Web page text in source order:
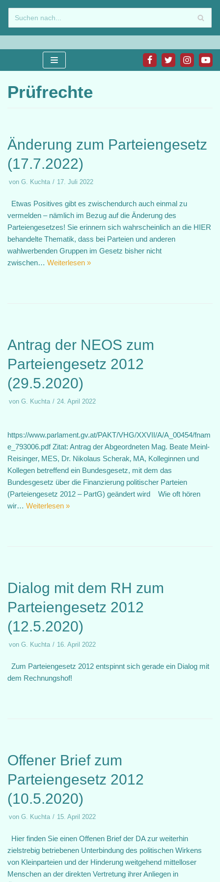
Zum
Inhalt
springen
Prüfrechte
Änderung zum Parteiengesetz
(17.7.2022)
von G. Kuchta 17. Juli 2022
Etwas Positives gibt es zwischendurch auch einmal zu
vermelden – nämlich im Bezug auf die Änderung des
Parteiengesetzes! Sie erinnern sich wahrscheinlich an die HIER
behandelte Thematik, dass bei Parteien und anderen
wahlwerbenden Gruppen im Gesetz bisher nicht
zwischen… Weiterlesen »
Antrag der NEOS zum
Parteiengesetz 2012
(29.5.2020)
von G. Kuchta 24. April 2022
https://www.parlament.gv.at/PAKT/VHG/XXVII/A/A_00454/fnam
e_793006.pdf Zitat: Antrag der Abgeordneten Mag. Beate Meinl-
Reisinger‚ MES, Dr. Nikolaus Scherak‚ MA, Kolleginnen und
Kollegen betreffend ein Bundesgesetz, mit dem das
Bundesgesetz über die Finanzierung politischer Parteien
(Parteiengesetz 2012 – PartG) geändert wird Wie oft hören
wir… Weiterlesen »
Dialog mit dem RH zum
Parteiengesetz 2012
(12.5.2020)
von G. Kuchta 16. April 2022
Zum Parteiengesetz 2012 entspinnt sich gerade ein Dialog mit
dem Rechnungshof!
Offener Brief zum
Parteiengesetz 2012
(10.5.2020)
von G. Kuchta 15. April 2022
Hier finden Sie einen Offenen Brief der DA zur weiterhin
zielstrebig betriebenen Unterbindung des politischen Wirkens
von Kleinparteien und der Hinderung weitgehend mittelloser
Menschen an der direkten Vertretung ihrer Anliegen in